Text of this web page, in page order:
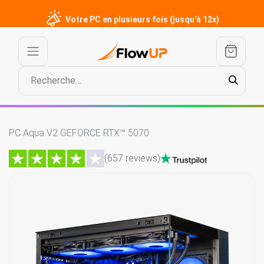
Votre PC en plusieurs fois (jusqu'à 12x)
PC Aqua V2 GEFORCE RTX™ 5070
(657 reviews)